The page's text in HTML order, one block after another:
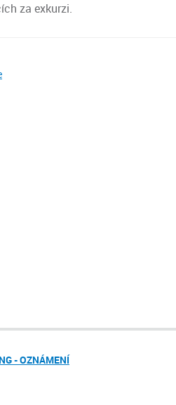
za exkurzi.
- OZNÁMENÍ